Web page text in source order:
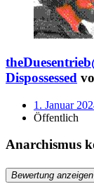
Dispossessed
1. Januar
Öffentlich
Anarchismus
Bewertung anzeigen